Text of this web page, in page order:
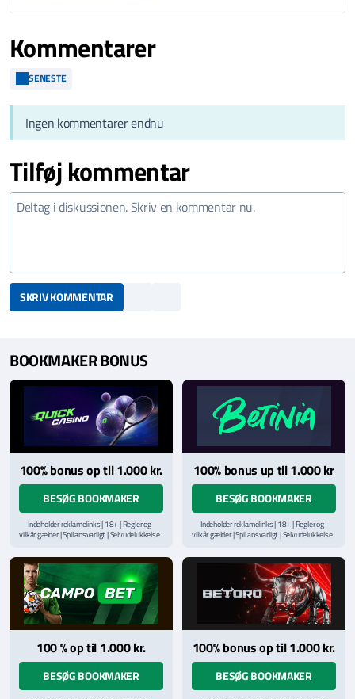
Kommentarer
SENESTE
Ingen kommentarer endnu
Tilføj kommentar
SKRIV KOMMENTAR
BOOKMAKER BONUS
100% bonus op til 1.000 kr.
BESØG BOOKMAKER
Indeholder reklamelinks | 18+ | Regler og
vilkår gælder | Spil ansvarligt | Selvudelukkelse
hjælpelinje påStopSpillet.dk
Læs vilkår og betingelserher
100% bonus up til 1.000 kr
BESØG BOOKMAKER
Indeholder reklamelinks | 18+ | Regler og
vilkår gælder | Spil ansvarligt | Selvudelukkelse
hjælpelinje påStopSpillet.dk
Læs vilkår og betingelserher
100 % op til 1.000 kr.
BESØG BOOKMAKER
100% bonus op til 1.000 kr.
BESØG BOOKMAKER